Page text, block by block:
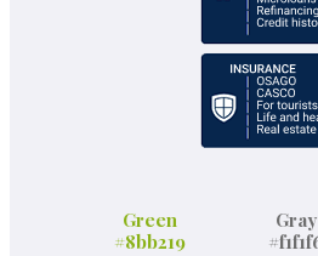
Green
#8bb219
Gray